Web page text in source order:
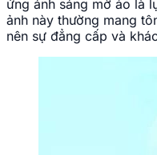
Ảnh avatar con